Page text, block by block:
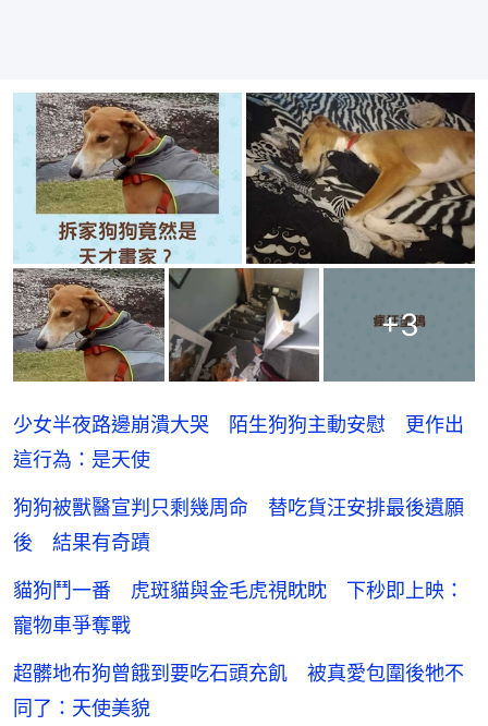
+3
少女半夜路邊崩潰大哭 陌生狗狗主動安慰 更作出
這行為：是天使
狗狗被獸醫宣判只剩幾周命 替吃貨汪安排最後遺願
後 結果有奇蹟
貓狗鬥一番 虎斑貓與金毛虎視眈眈 下秒即上映：
寵物車爭奪戰
超髒地布狗曾餓到要吃石頭充飢 被真愛包圍後牠不
同了：天使美貌